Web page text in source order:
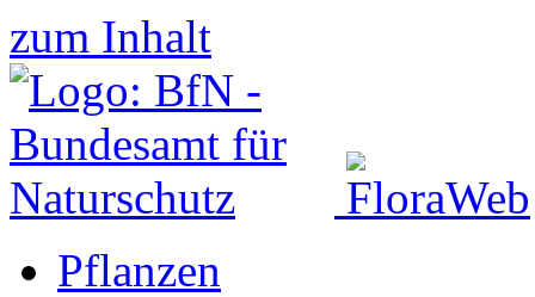
zum Inhalt
Pflanzen